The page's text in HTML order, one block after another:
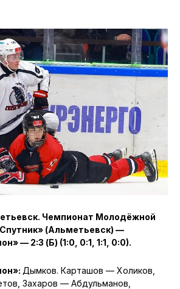
Чемпионат Молодёжной
(Альметьевск) —
— 2:3 (Б) (1:0, 0:1, 1:1, 0:0).
Дымков. Карташов — Холиков,
Захаров — Абдульманов,